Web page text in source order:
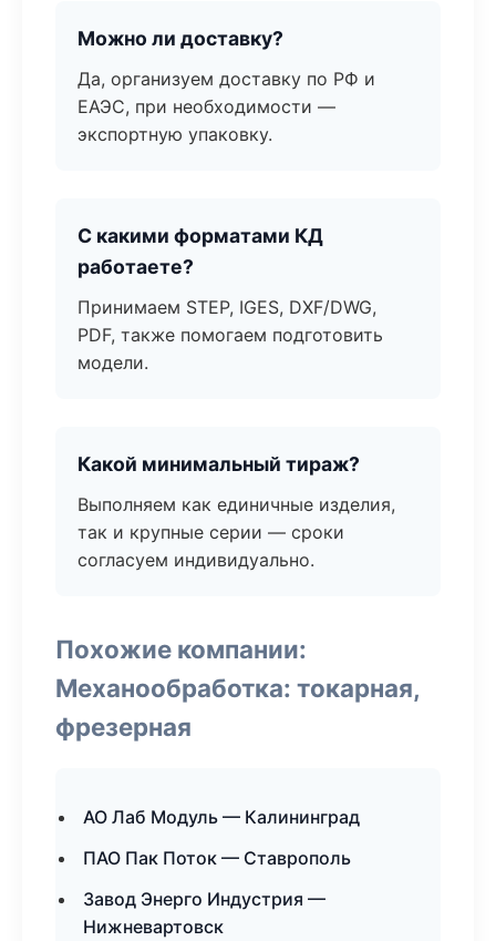
Можно ли доставку?
Да, организуем доставку по РФ и
ЕАЭС, при необходимости —
экспортную упаковку.
С какими форматами КД
работаете?
Принимаем STEP, IGES, DXF/DWG,
PDF, также помогаем подготовить
модели.
Какой минимальный тираж?
Выполняем как единичные изделия,
так и крупные серии — сроки
согласуем индивидуально.
Похожие компании:
Механообработка: токарная,
фрезерная
АО Лаб Модуль — Калининград
ПАО Пак Поток — Ставрополь
Завод Энерго Индустрия —
Нижневартовск